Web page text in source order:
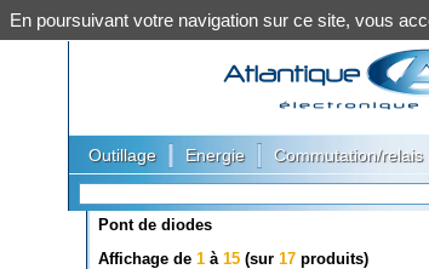
Outillage Energie Commutation/relais
Pont de diodes
Affichage de 1 à 15 (sur 17 produits)
En poursuivant votre navigation sur ce site, vous